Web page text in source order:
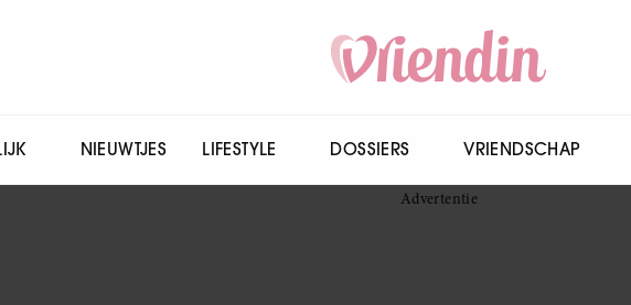
NIEUWTJES LIFESTYLE DOSSIERS VRIENDSCHAP